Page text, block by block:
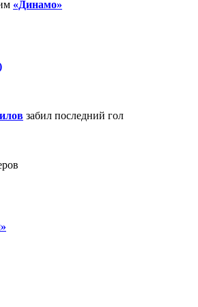
«Динамо»
забил последний гол